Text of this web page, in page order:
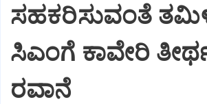
ಸಹಕರಿಸುವಂತೆ
ಸಿಎಂಗೆ ಕಾವೇರಿ
ರವಾನೆ